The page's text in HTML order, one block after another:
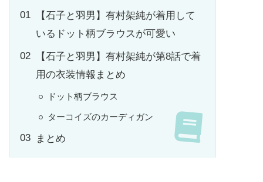
【石子と羽男】有村架純が着用して
いるドット柄ブラウスが可愛い
【石子と羽男】有村架純が第8話で着
用の衣装情報まとめ
ドット柄ブラウス
ターコイズのカーディガン
まとめ